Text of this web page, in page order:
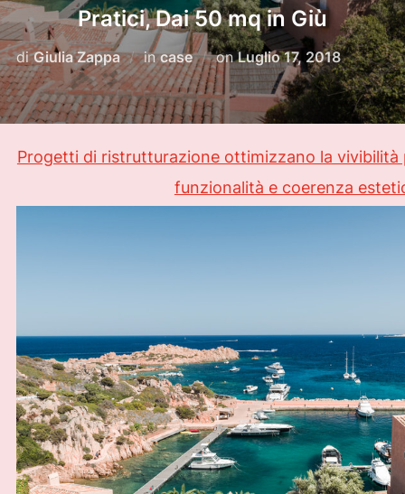
Pratici, Dai 50 mq in Giù
diGiulia Zappa incase onPubblicato
il
Luglio 17, 2018
Progetti di ristrutturazione ottimizzano la vivibilità
funzionalità e coerenza